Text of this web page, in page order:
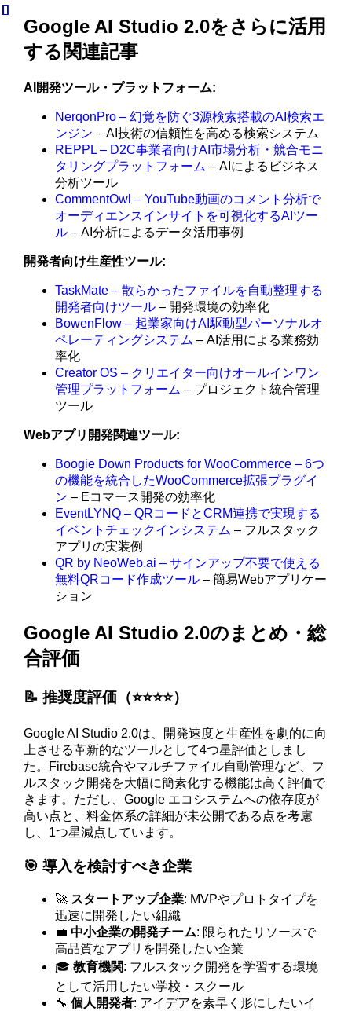
Google AI Studio 2.0をさらに活用
する関連記事
AI開発ツール・プラットフォーム:
NerqonPro – 幻覚を防ぐ3源検索搭載のAI検索エ
ンジン – AI技術の信頼性を高める検索システム
REPPL – D2C事業者向けAI市場分析・競合モニ
タリングプラットフォーム – AIによるビジネス
分析ツール
CommentOwl – YouTube動画のコメント分析で
オーディエンスインサイトを可視化するAIツー
ル – AI分析によるデータ活用事例
開発者向け生産性ツール:
TaskMate – 散らかったファイルを自動整理する
開発者向けツール – 開発環境の効率化
BowenFlow – 起業家向けAI駆動型パーソナルオ
ペレーティングシステム – AI活用による業務効
率化
Creator OS – クリエイター向けオールインワン
管理プラットフォーム – プロジェクト統合管理
ツール
Webアプリ開発関連ツール:
Boogie Down Products for WooCommerce – 6つ
の機能を統合したWooCommerce拡張プラグイ
ン – Eコマース開発の効率化
EventLYNQ – QRコードとCRM連携で実現する
イベントチェックインシステム – フルスタック
アプリの実装例
QR by NeoWeb.ai – サインアップ不要で使える
無料QRコード作成ツール – 簡易Webアプリケー
ション
Google AI Studio 2.0のまとめ・総
合評価
📝 推奨度評価（⭐️⭐️⭐️⭐️）
Google AI Studio 2.0は、開発速度と生産性を劇的に向
上させる革新的なツールとして4つ星評価としまし
た。Firebase統合やマルチファイル自動管理など、フ
ルスタック開発を大幅に簡素化する機能は高く評価で
きます。ただし、Google エコシステムへの依存度が
高い点と、料金体系の詳細が未公開である点を考慮
し、1つ星減点しています。
🎯 導入を検討すべき企業
🚀 スタートアップ企業: MVPやプロトタイプを
迅速に開発したい組織
💼中小企業の開発チーム: 限られたリソースで
高品質なアプリを開発したい企業
🎓教育機関: フルスタック開発を学習する環境
として活用したい学校・スクール
🔧個人開発者: アイデアを素早く形にしたいイ